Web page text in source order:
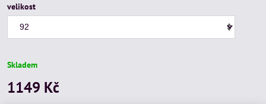
velikost
Skladem
1149 Kč